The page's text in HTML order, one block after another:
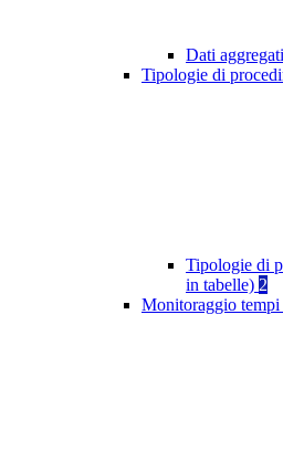
Dati
Tipologie di
Tipologie di
in tabelle) 2
Monitoraggio tempi